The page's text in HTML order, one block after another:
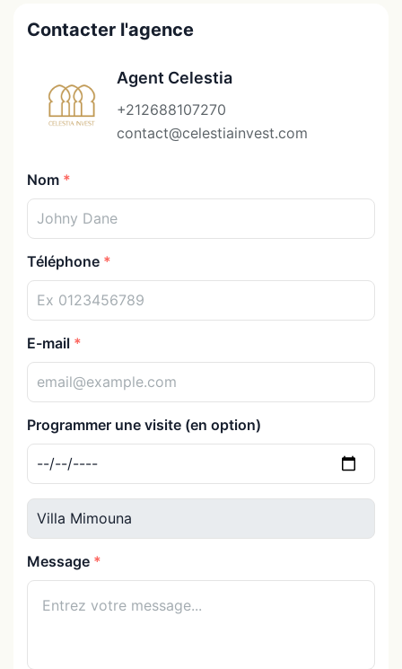
Contacter l'agence
Agent Celestia
+212688107270
contact@celestiainvest.com
Nom
Téléphone
E-mail
Programmer une visite (en option)
Message